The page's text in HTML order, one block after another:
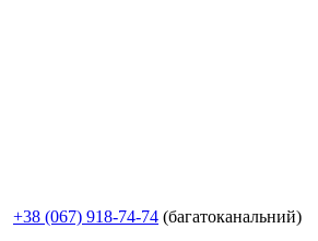
+38 (067) 918-74-74 (багатоканальний)